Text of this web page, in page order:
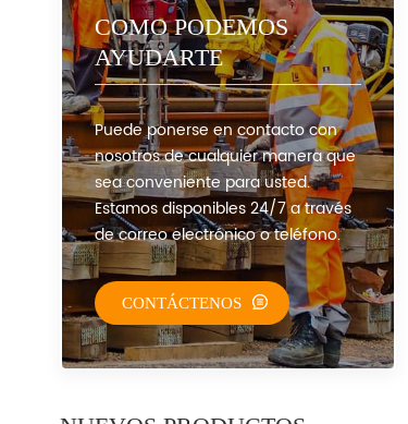
COMO PODEMOS
AYUDARTE
Puede ponerse en contacto con
nosotros de cualquier manera que
sea conveniente para usted.
Estamos disponibles 24/7 a través
de correo electrónico o teléfono.
CONTÁCTENOS